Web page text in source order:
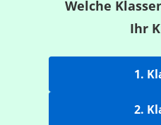
Welche
Ihr
1.
2.